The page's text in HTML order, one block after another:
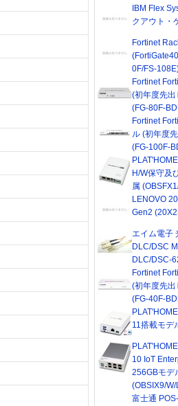
IBM Flex
クアウト・
Fortinet
0F/FS-
Fortinet
(初年度先
(FG-80F-
Fortinet
ル (初年度
(FG-100F-
H/W保守及
属
LENOVO
Gen2
エイム電子
DLC/DSC
DLC/DSC-
Fortinet
(初年度先
(FG-40F-
11搭載モデ
10 IoT
256GBモデ
(OBSIX9/
富士通